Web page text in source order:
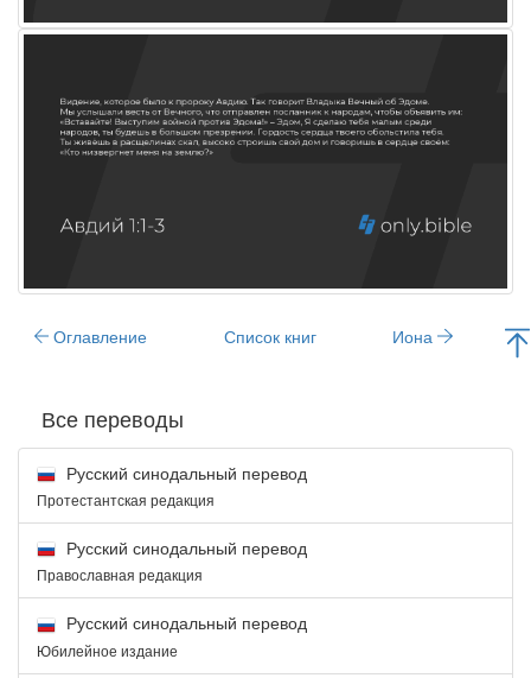
Оглавление Список книг Иона
Все переводы
Русский синодальный перевод
Протестантская редакция
Русский синодальный перевод
Православная редакция
Русский синодальный перевод
Юбилейное издание